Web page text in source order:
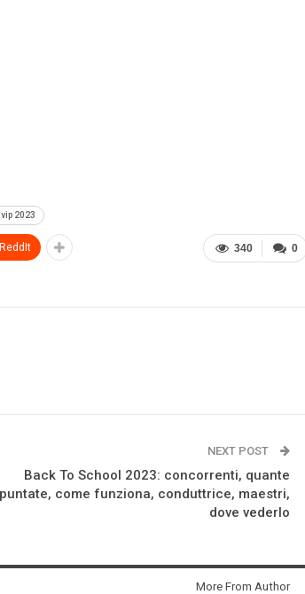
2023
0
340
ReddIt
NEXT POST
Back To School 2023: concorrenti, quante
puntate, come funziona, conduttrice, maestri,
dove vederlo
More From Author